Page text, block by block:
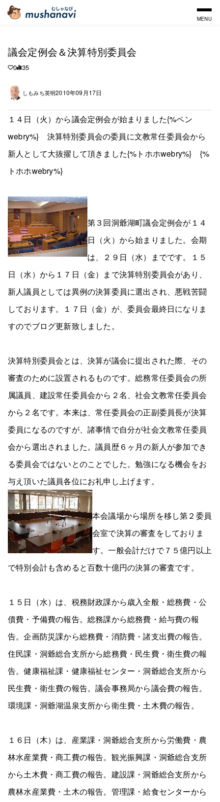
MENU
議会定例会＆決算特別委員会
0 35
しもみち英明2010年09月17日
１４日（火）から議会定例会が始まりました{%ペン
webry%} 決算特別委員会の委員に文教常任委員会から
新人として大抜擢して頂きました{%トホホwebry%} {%
トホホwebry%}
第３回洞爺湖町議会定例会が１４
日（火）から始まりました。会期
は、２９日（水）までです。１５
日（水）から１７日（金）まで決算特別委員会があり、
新人議員としては異例の決算委員に選出され、悪戦苦闘
しております。１７日（金）が、委員会最終日になりま
すのでブログ更新致しました。
決算特別委員会とは、決算が議会に提出された際、その
審査のために設置されるものです。総務常任委員会の所
属議員、建設常任委員会から２名、社会文教常任委員会
から２名です。本来は、常任委員会の正副委員長が決算
委員になるのですが、諸事情で自分が社会文教常任委員
会から選出されました。議員歴６ヶ月の新人が参加でき
る委員会ではないとのことでした。勉強になる機会をお
与え頂いた議員各位にお礼申し上げます。
本会議場から場所を移し第２委員
会室で決算の審査をしておりま
す。一般会計だけで７５億円以上
で特別会計も含めると百数十億円の決算の審査です。
１５日（水）は、税務財政課から歳入全般・総務費・公
債費・予備費の報告。総務課から総務費・給与費の報
告。企画防災課から総務費・消防費・諸支出費の報告。
住民課・洞爺総合支所から総務費・民生費・衛生費の報
告。健康福祉課・健康福祉センター・洞爺総合支所から
民生費・衛生費の報告。議会事務局から議会費の報告。
環境課・洞爺湖温泉支所から衛生費・土木費の報告。
１６日（木）は、産業課・洞爺総合支所から労働費・農
林水産業費・商工費の報告。観光振興課・洞爺総合支所
から土木費・商工費の報告。建設課・洞爺総合支所から
農林水産業費・土木の報告。管理課・給食センターから